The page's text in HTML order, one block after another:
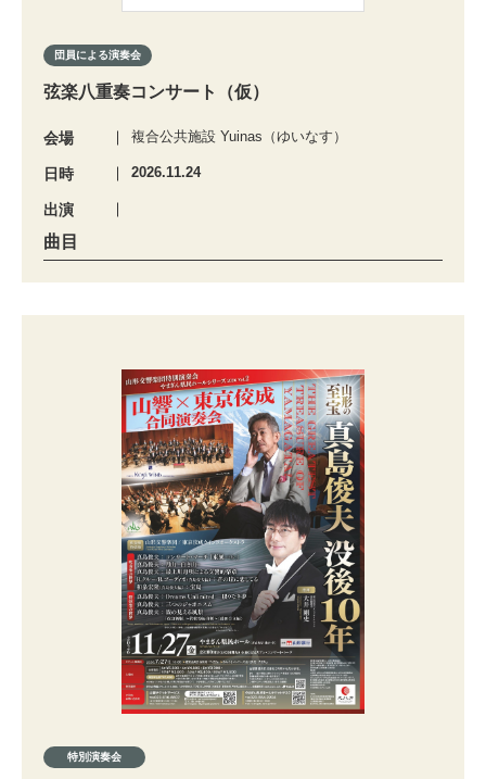
団員による演奏会
弦楽八重奏コンサート（仮）
会場 複合公共施設 Yuinas（ゆいなす）
日時 2026.11.24
出演
曲目
特別演奏会